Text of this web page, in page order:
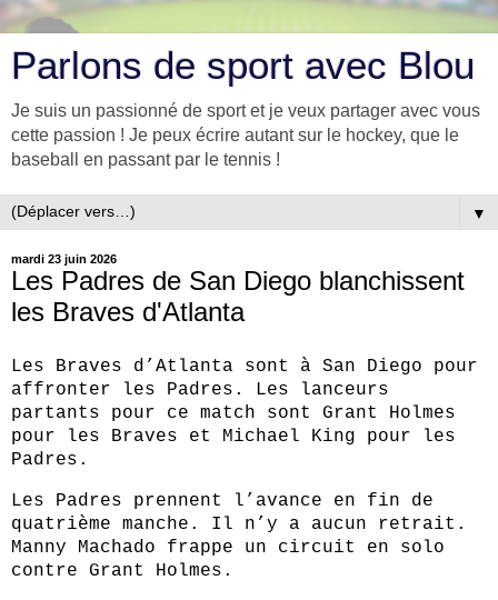
Parlons de sport avec Blou
Je suis un passionné de sport et je veux partager avec vous
cette passion ! Je peux écrire autant sur le hockey, que le
baseball en passant par le tennis !
▼
mardi 23 juin 2026
Les Padres de San Diego blanchissent
les Braves d'Atlanta
Les Braves d’Atlanta sont à San Diego pour
affronter les Padres. Les lanceurs
partants pour ce match sont Grant Holmes
pour les Braves et Michael King pour les
Padres.
Les Padres prennent l’avance en fin de
quatrième manche. Il n’y a aucun retrait.
Manny Machado frappe un circuit en solo
contre Grant Holmes.